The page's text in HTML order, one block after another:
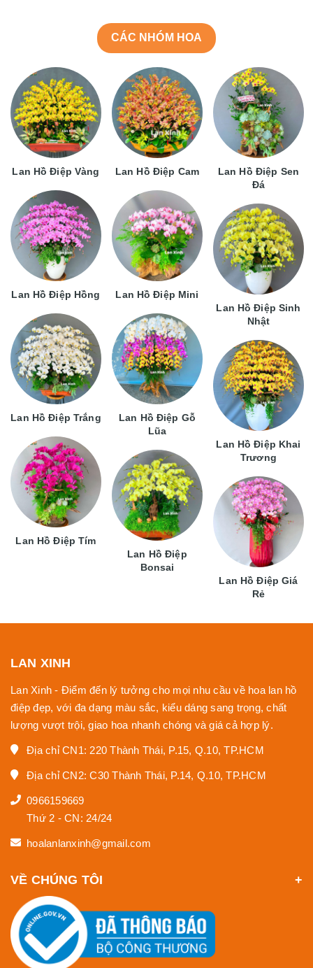
CÁC NHÓM HOA
Lan Hồ Điệp Vàng
Lan Hồ Điệp Hồng
Lan Hồ Điệp Trắng
Lan Hồ Điệp Tím
Lan Hồ Điệp Cam
Lan Hồ Điệp Mini
Lan Hồ Điệp Gỗ
Lũa
Lan Hồ Điệp
Bonsai
Lan Hồ Điệp Sen
Đá
Lan Hồ Điệp Sinh
Nhật
Lan Hồ Điệp Khai
Trương
Lan Hồ Điệp Giá
Rẻ
LAN XINH
Lan Xinh - Điểm đến lý tưởng cho mọi nhu cầu về hoa lan hồ
điệp đẹp, với đa dạng màu sắc, kiểu dáng sang trọng, chất
lượng vượt trội, giao hoa nhanh chóng và giá cả hợp lý.
Địa chỉ CN1: 220 Thành Thái, P.15, Q.10, TP.HCM
Địa chỉ CN2: C30 Thành Thái, P.14, Q.10, TP.HCM
0966159669
Thứ 2 - CN: 24/24
hoalanlanxinh@gmail.com
VỀ CHÚNG TÔI